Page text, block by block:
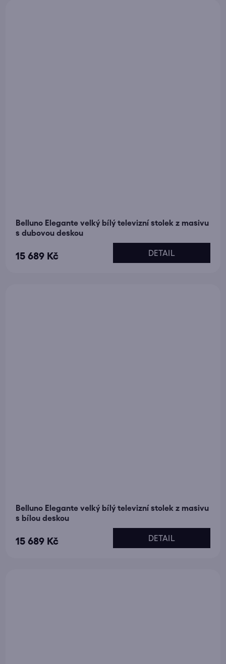
Belluno Elegante velký bílý televizní stolek z masivu
s dubovou deskou
15 689 Kč DETAIL
Belluno Elegante velký bílý televizní stolek z masivu
s bílou deskou
15 689 Kč DETAIL